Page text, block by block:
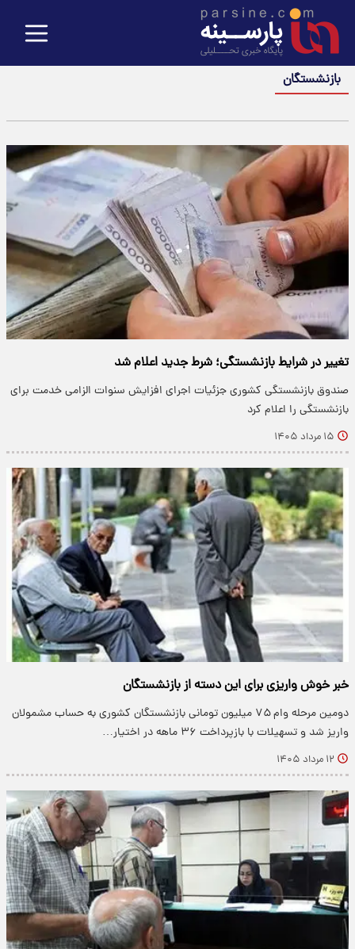
بازنشستگان
تغییر در شرایط بازنشستگی؛ شرط جدید اعلام شد
صندوق بازنشستگی کشوری جزئیات اجرای افزایش سنوات الزامی خدمت برای
بازنشستگی را اعلام کرد
۱۵ مرداد ۱۴۰۵
خبر خوش واریزی برای این دسته از بازنشستگان
دومین مرحله وام ۷۵ میلیون تومانی بازنشستگان کشوری به حساب مشمولان
واریز شد و تسهیلات با بازپرداخت ۳۶ ماهه در اختیار…
۱۲ مرداد ۱۴۰۵